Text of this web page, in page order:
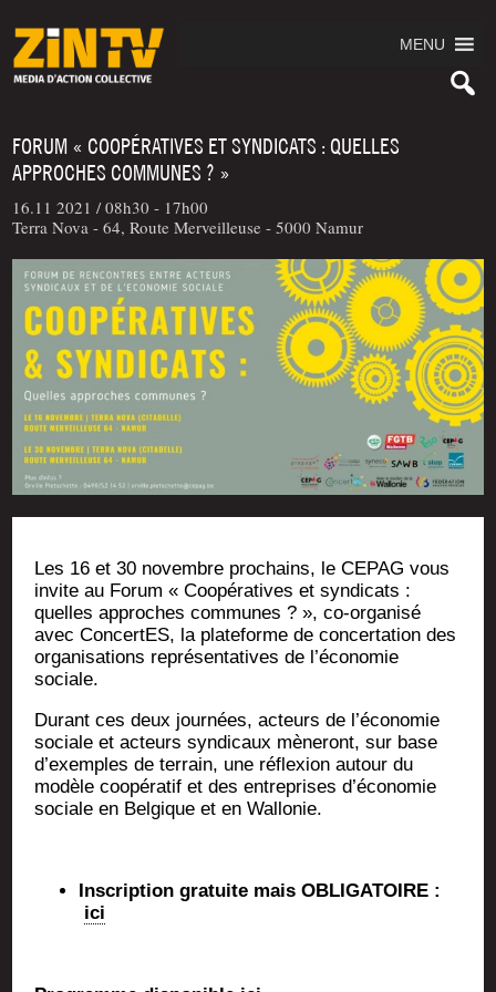
MENU
FORUM « COOPÉRATIVES ET SYNDICATS : QUELLES
APPROCHES COMMUNES ? »
16.11 2021 /08h30 - 17h00
Terra Nova - 64, Route Merveilleuse - 5000 Namur
Les 16 et 30 novembre pro­chains, le CEPAG vous
invite au Forum « Coopé­ra­tives et syn­di­cats :
quelles approches com­munes ? », co-orga­ni­sé
avec ConcertES, la pla­te­forme de concer­ta­tion des
orga­ni­sa­tions repré­sen­ta­tives de l’économie
sociale.
Durant ces deux jour­nées, acteurs de l’é­co­no­mie
sociale et acteurs syn­di­caux mène­ront, sur base
d’exemples de ter­rain, une réflexion autour du
modèle coopé­ra­tif et des entre­prises d’économie
sociale en Bel­gique et en Wallonie.
Ins­crip­tion gra­tuite mais OBLIGATOIRE :
ici